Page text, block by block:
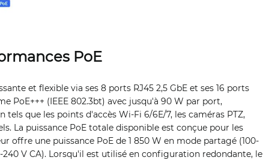
PoE
et flexible via ses 8 ports RJ45 2,5 GbE et ses 16 ports
PoE+++ (IEEE 802.3bt) avec jusqu'à 90 W par port,
que les points d'accès Wi-Fi 6/6E/7, les caméras PTZ,
La puissance PoE totale disponible est conçue pour les
offre une puissance PoE de 1 850 W en mode partagé (100-
V CA). Lorsqu'il est utilisé en configuration redondante, le